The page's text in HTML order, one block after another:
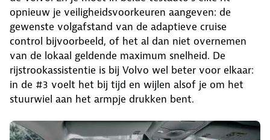
opnieuw je veiligheidsvoorkeuren aangeven: de
gewenste volgafstand van de adaptieve cruise
control bijvoorbeeld, of het al dan niet overnemen
van de lokaal geldende maximum snelheid. De
rijstrookassistentie is bij Volvo wel beter voor elkaar:
in de #3 voelt het bij tijd en wijlen alsof je om het
stuurwiel aan het armpje drukken bent.